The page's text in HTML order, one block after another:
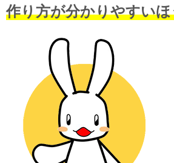
作り方が分かりやすい